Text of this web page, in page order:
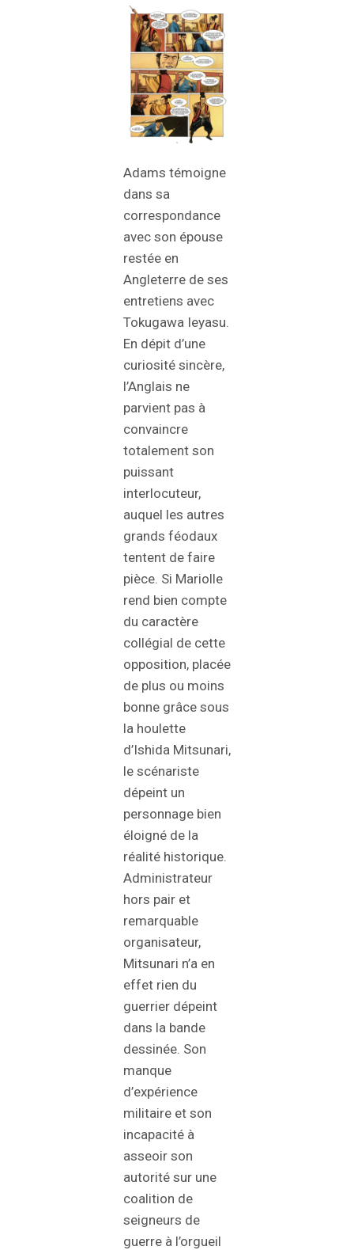
Adams témoigne
dans sa
correspondance
avec son épouse
restée en
Angleterre de ses
entretiens avec
Tokugawa Ieyasu.
En dépit d’une
curiosité sincère,
l’Anglais ne
parvient pas à
convaincre
totalement son
puissant
interlocuteur,
auquel les autres
grands féodaux
tentent de faire
pièce. Si Mariolle
rend bien compte
du caractère
collégial de cette
opposition, placée
de plus ou moins
bonne grâce sous
la houlette
d’Ishida Mitsunari,
le scénariste
dépeint un
personnage bien
éloigné de la
réalité historique.
Administrateur
hors pair et
remarquable
organisateur,
Mitsunari n’a en
effet rien du
guerrier dépeint
dans la bande
dessinée. Son
manque
d’expérience
militaire et son
incapacité à
asseoir son
autorité sur une
coalition de
seigneurs de
guerre à l’orgueil